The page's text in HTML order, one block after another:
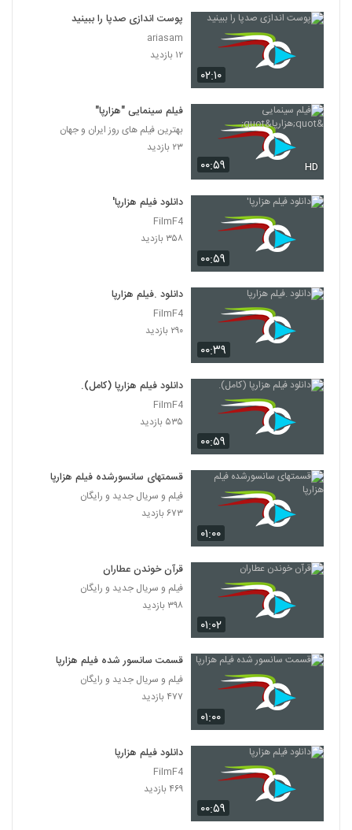
۰۲:۱۰
پوست اندازی صدپا را ببینید
ariasam
۱۲ بازدید
۰۰:۵۹ HD
فیلم سینمایی "هزارپا"
بهترین فیلم های روز ایران و جهان
۲۳ بازدید
۰۰:۵۹
دانلود فیلم هزارپا'
FilmF4
۳۵۸ بازدید
۰۰:۳۹
دانلود .فیلم هزارپا
FilmF4
۲۹۰ بازدید
۰۰:۵۹
دانلود فیلم هزارپا (کامل).
FilmF4
۵۳۵ بازدید
۰۱:۰۰
قسمتهای سانسورشده فیلم هزارپا
فیلم و سریال جدید و رایگان
۶۷۳ بازدید
۰۱:۰۲
قرآن خوندن عطاران
فیلم و سریال جدید و رایگان
۳۹۸ بازدید
۰۱:۰۰
قسمت سانسور شده فیلم هزارپا
فیلم و سریال جدید و رایگان
۴۷۷ بازدید
۰۰:۵۹
دانلود فیلم هزارپا
FilmF4
۴۶۹ بازدید